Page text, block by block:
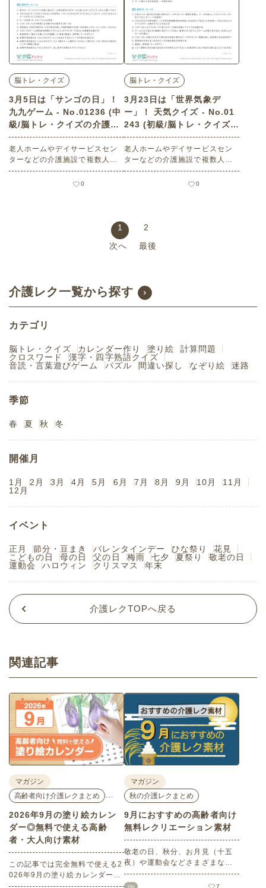
脳トレ・クイズ
3月5日は「サンゴの日」！
九九ゲーム - No.01236 (中
級/脳トレ・クイズの介護レ
ク素材)
老人ホームやデイサービスセン
ターなどの介護施設で複数人で
楽しめる3月5日は「サンゴの
日」にまつわる高齢者向けレク
の促進・脳の活性化・計算・掛
算・楽しむ・楽しい・今日は何
0
脳トレ・クイズ
3月23日は「世界気象デ
ー」！ 天気クイズ - No.01
243 (初級/脳トレ・クイズの
介護レク素材)
老人ホームやデイサービスセン
ターなどの介護施設で複数人で
楽しめる3月23日は「世界気象デ
ー」にまつわる高齢者向けレク
の促進・交流・脳の活性化・チ
ーム戦・一体感・ウェザー・天
象・空模様・楽しむ・楽しい・
0
1
2
次へ
最後
介護レク一覧から探す
カテゴリ
脳トレ・クイズ カレンダー作り 塗り絵
計算問題
クロスワード
漢字・四字熟語クイズ
音読・言葉遊びゲーム
パズル 間違い探し なぞり絵 迷路
季節
春 夏 秋 冬
開催月
1月 2月 3月 4月 5月 6月 7月 8月 9月 10月
11月
12月
イベント
正月 節分・豆まき バレンタインデー ひな祭り
花見
こどもの日
母の日 父の日 梅雨 七夕 夏祭り
敬老の日
運動会
ハロウィン クリスマス 年末
介護レクTOPへ戻る
関連記事
マガジン
高齢者向け介護レクまとめ
2026年9月の塗り絵カレン
ダー◎無料で使える高齢
者・大人向け素材
この記事では完全無料で使える2
026年9月の塗り絵カレンダーを
ご紹介します。人気で定番のお
マガジン
秋の介護レクまとめ
9月におすすめの高齢者向け
無料レクリエーション素材
敬老の日、秋分、お月見（十五
夜）や運動会などさまざまなイ
ベント目白押しの9月。本記事で
は9月にぜひチャレンジしていた
zip 7